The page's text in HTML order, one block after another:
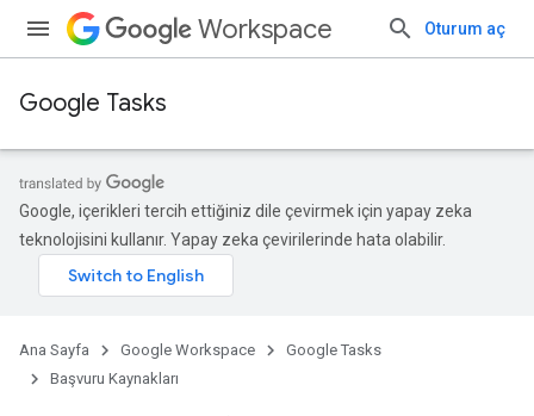
Workspace Oturum aç
Google Tasks
Google, içerikleri tercih ettiğiniz dile çevirmek için yapay zeka
teknolojisini kullanır. Yapay zeka çevirilerinde hata olabilir.
Ana Sayfa Google Workspace
Google Tasks
Başvuru Kaynakları